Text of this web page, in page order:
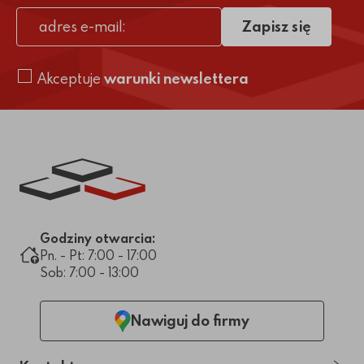
adres e-mail
Akceptuje warunki newslettera
Zapisz się
Link do strony głównej
Godziny otwarcia:
Pn. - Pt: 7:00 - 17:00
Sob: 7:00 - 13:00
Nawiguj do firmy